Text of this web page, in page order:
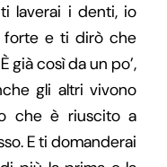
laverai i denti, io
forte e ti dirò che
già così da un po’,
gli altri vivono
che è riuscito a
E ti domanderai